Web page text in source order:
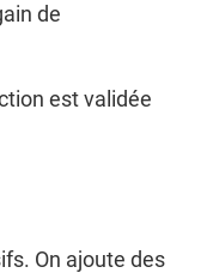
de
est validée
On ajoute des